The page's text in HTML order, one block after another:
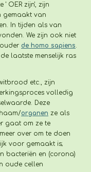
OER zijn', zijn
gemaakt van
In tijden als van
We zijn ook niet
de homo sapiens.
laatste menselijk ras
etc., zijn
volledig
Deze
organen ze als
gaat om ze te
over om te doen
voor gemaakt is;
bacteriën en (corona)
oude cellen